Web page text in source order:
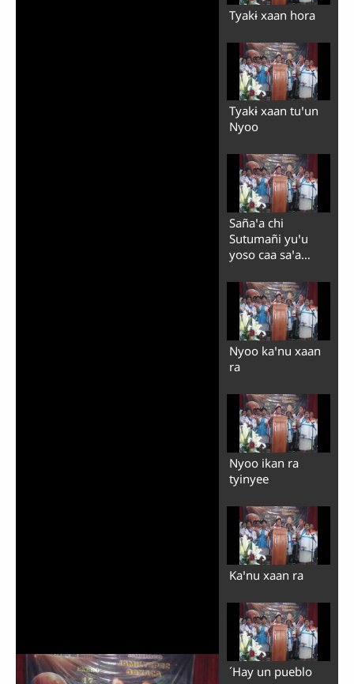
Tyakɨ xaan hora
Tyakɨ xaan tuꞌun
Nyoo
Sañaꞌa chi
Sutumañi yuꞌu
yoso caa saꞌa
Nyoo kaꞌnu xaan
ra
Nyoo ikan ra
tyinyee
Kaꞌnu xaan ra
´Hay un pueblo